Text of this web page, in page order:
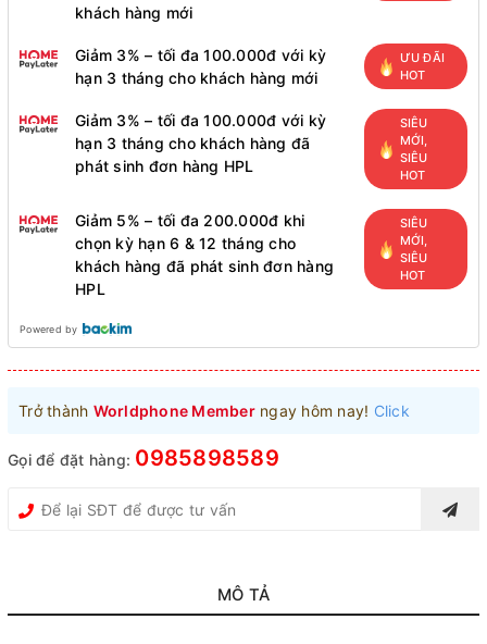
khách hàng mới
Giảm 3% – tối đa 100.000đ với kỳ
hạn 3 tháng cho khách hàng mới
ƯU ĐÃI
HOT
Giảm 3% – tối đa 100.000đ với kỳ
hạn 3 tháng cho khách hàng đã
phát sinh đơn hàng HPL
SIÊU
MỚI,
SIÊU
HOT
Giảm 5% – tối đa 200.000đ khi
chọn kỳ hạn 6 & 12 tháng cho
khách hàng đã phát sinh đơn hàng
HPL
SIÊU
MỚI,
SIÊU
HOT
Powered by
Trở thành Worldphone Memberngay hôm nay! Click
Gọi để đặt hàng: 0985898589
MÔ TẢ